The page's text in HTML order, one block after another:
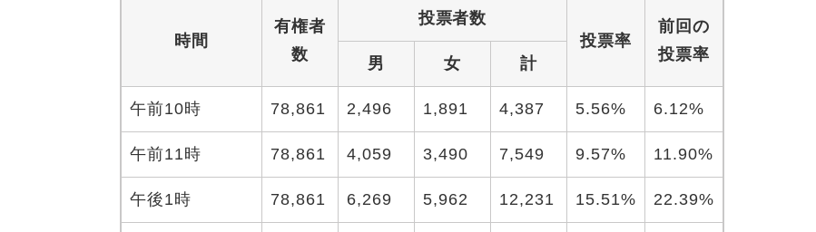
時間
有権者
数
投票者数
投票率
前回の
投票率
男 女 計
午前10時 78,861 2,496 1,891 4,387 5.56% 6.12%
午前11時 78,861 4,059 3,490 7,549 9.57% 11.90%
午後1時 78,861 6,269 5,962 12,231 15.51% 22.39%